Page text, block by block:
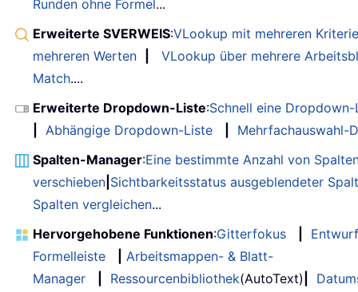
Runden ohne Formel...
Erweiterte SVERWEIS:VLookup mit mehreren
mehreren Werten
VLookup über mehrere
Match....
Erweiterte Dropdown-Liste:Schnell eine
Abhängige Dropdown-Liste
Mehrfachauswahl-
Spalten-Manager:Eine bestimmte Anzahl von
verschieben Sichtbarkeitsstatus ausgeblendeter
Spalten vergleichen...
Hervorgehobene Funktionen:Gitterfokus
Entwurf
Formelleiste
Arbeitsmappen- & Blatt-
Manager
Ressourcenbibliothek(AutoText)